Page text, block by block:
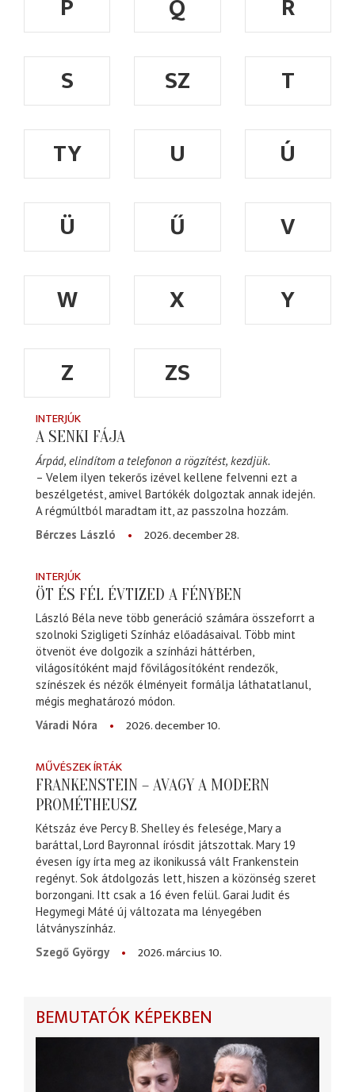
P Q
R
S
SZ
T
TY
U
Ú
Ü
Ű
V
W
X
Y
Z
ZS
INTERJÚK
A SENKI FÁJA
Árpád, elindítom a telefonon a rögzítést, kezdjük.
– Velem ilyen tekerős izével kellene felvenni ezt a
beszélgetést, amivel Bartókék dolgoztak annak idején.
A régmúltból maradtam itt, az passzolna hozzám.
Bérczes László
2026. december 28.
INTERJÚK
ÖT ÉS FÉL ÉVTIZED A FÉNYBEN
László Béla neve több generáció számára összeforrt a
szolnoki Szigligeti Színház előadásaival. Több mint
ötvenöt éve dolgozik a színházi háttérben,
világosítóként majd fővilágosítóként rendezők,
színészek és nézők élményeit formálja láthatatlanul,
mégis meghatározó módon.
Váradi Nóra
2026. december 10.
MŰVÉSZEK ÍRTÁK
FRANKENSTEIN – AVAGY A MODERN
PROMÉTHEUSZ
Kétszáz éve Percy B. Shelley és felesége, Mary a
baráttal, Lord Bayronnal írósdit játszottak. Mary 19
évesen így írta meg az ikonikussá vált Frankenstein
regényt. Sok átdolgozás lett, hiszen a közönség szeret
borzongani. Itt csak a 16 éven felül. Garai Judit és
Hegymegi Máté új változata ma lényegében
látványszínház.
Szegő György
2026. március 10.
BEMUTATÓK KÉPEKBEN